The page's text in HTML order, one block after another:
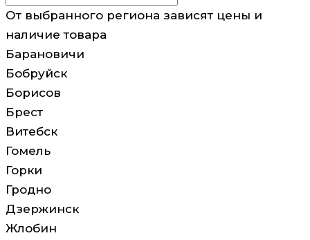
От выбранного региона зависят цены и
наличие товара
Барановичи
Бобруйск
Борисов
Брест
Витебск
Гомель
Горки
Гродно
Дзержинск
Жлобин